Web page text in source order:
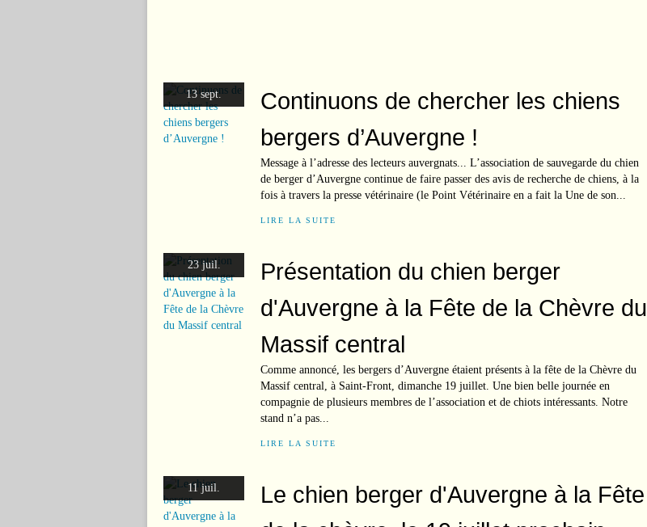
13 sept.
Continuons de chercher les chiens
bergers d’Auvergne !
Message à l’adresse des lecteurs auvergnats... L’association de sauvegarde du chien
de berger d’Auvergne continue de faire passer des avis de recherche de chiens, à la
fois à travers la presse vétérinaire (le Point Vétérinaire en a fait la Une de son...
LIRE LA SUITE
23 juil.
Présentation du chien berger
d'Auvergne à la Fête de la Chèvre du
Massif central
Comme annoncé, les bergers d’Auvergne étaient présents à la fête de la Chèvre du
Massif central, à Saint-Front, dimanche 19 juillet. Une bien belle journée en
compagnie de plusieurs membres de l’association et de chiots intéressants. Notre
stand n’a pas...
LIRE LA SUITE
11 juil.
Le chien berger d'Auvergne à la Fête